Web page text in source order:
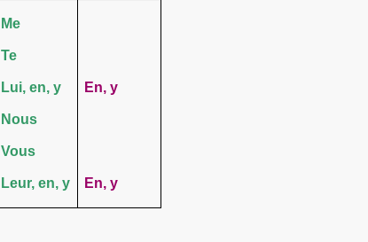
Me
Te
Lui, en, y
Nous
Vous
Leur, en, y
En, y
En, y